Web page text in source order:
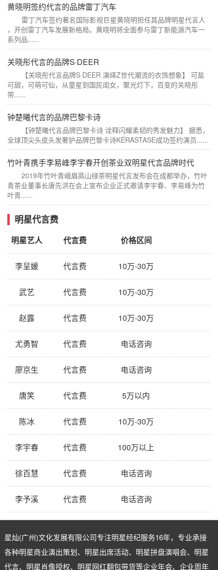
黄晓明签约代言的品牌雷丁汽车
雷丁汽车签约著名国际影视巨星黄晓明担任其品牌明星代言人
，开创雷丁汽车发展新格局。黄晓明将全面参与雷丁新能源汽车一
系列品......
关晓彤代言的品牌S·DEER
【关晓彤代言品牌S·DEER 演绎Z世代潮流的衣饰想象】 可盐
可甜，可萌可仙，从童星到国民闺女，聚光灯下，百变的关晓彤
带......
钟楚曦代言的品牌巴黎卡诗
【钟楚曦代言品牌巴黎卡诗 诠释闪耀柔韧的秀发魅力】 据悉，
全球顶尖头皮头发奢护品牌巴黎卡诗KÉRASTASE成功签约演员......
竹叶青携手李易峰李宇春开创茶业双明星代言品牌时代
2019年竹叶青峨眉高山绿茶明星代言发布会在成都举办，竹叶
青茶业董事长唐先洪在会上宣布企业正式邀请李宇春、李易峰为竹
叶青......
明星代言费
明星艺人 代言费 价格区间
李呈媛 代言费 10万-30万
武艺 代言费 10万-30万
赵露 代言费 10万-30万
尤勇智 代言费 电话咨询
廖京生 代言费 电话咨询
唐笑 代言费 5万以内
陈冰 代言费 10万-30万
李宇春 代言费 100万以上
徐百慧 代言费 电话咨询
李予溪 代言费 电话咨询
星灿(广州)文化发展有限公司专注明星经纪服务16年，专业承接
各种明星商业演出策划、明星出席活动、明星拼盘演唱会、明星
代言、明星肖像授权、明星网红翻包带货等企业年会、企业周年